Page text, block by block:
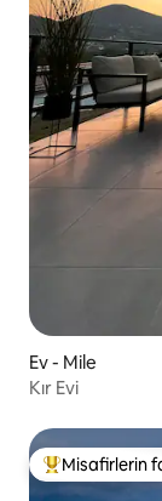
Ev - Mile
Kır Evi
Misafirlerin
Misafirlerin